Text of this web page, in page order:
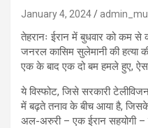
January 4, 2024
तेहरानः ईरान में बुधवार को कम
जनरल कासिम सुलेमानी की हत्या
एक के बाद एक दो बम हमले हुए, ऐसा
ये विस्फोट, जिसे सरकारी
में बढ़ते तनाव के बीच आया है,
अल-अरुरी – एक ईरान सहयोगी –